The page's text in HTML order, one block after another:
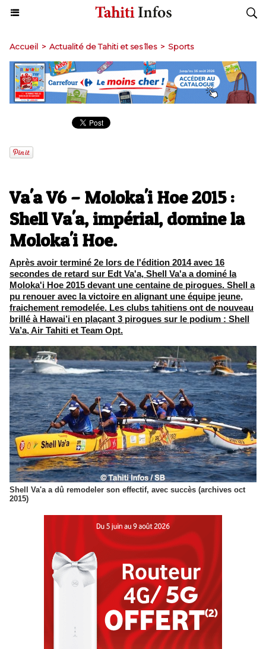
Accueil > Actualité de Tahiti et ses îles > Sports
Va'a V6 – Moloka'i Hoe 2015 :
Shell Va'a, impérial, domine la
Moloka'i Hoe.
Après avoir terminé 2e lors de l'édition 2014 avec 16
secondes de retard sur Edt Va'a, Shell Va'a a dominé la
Moloka'i Hoe 2015 devant une centaine de pirogues. Shell a
pu renouer avec la victoire en alignant une équipe jeune,
fraichement remodelée. Les clubs tahitiens ont de nouveau
brillé à Hawai’i en plaçant 3 pirogues sur le podium : Shell
Va’a, Air Tahiti et Team Opt.
Shell Va'a a dû remodeler son effectif, avec succès (archives oct
2015)